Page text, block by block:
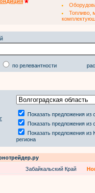
Топливо,
по релевантности
Показать предложения из
Показать предложения из
Показать предложения
региона
Забайкальский Край